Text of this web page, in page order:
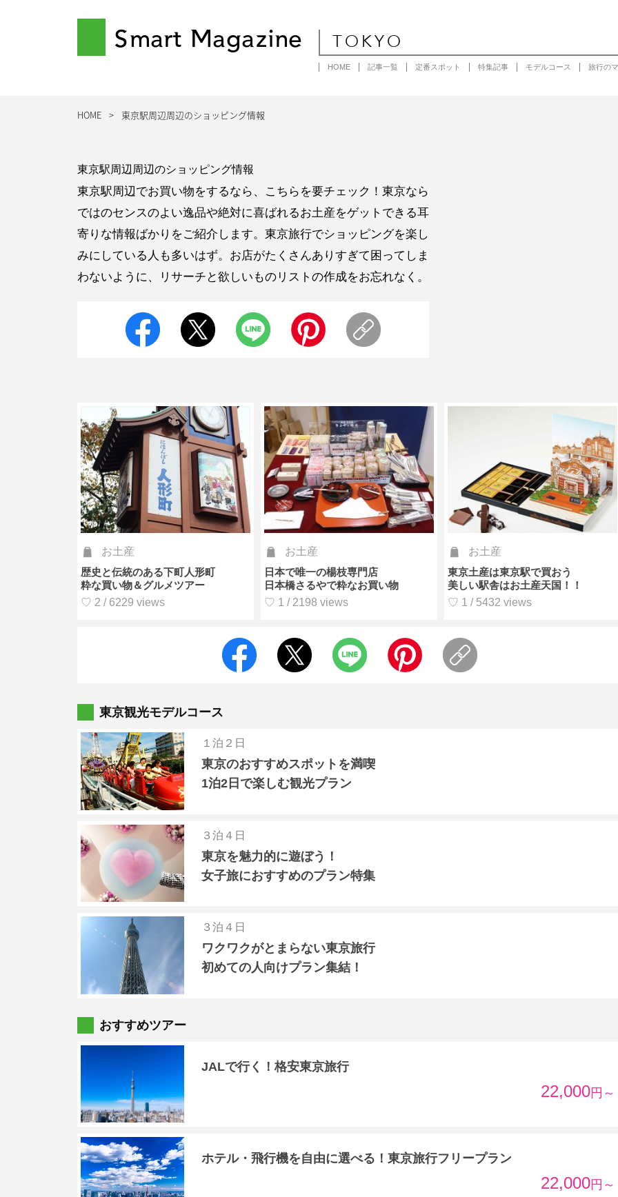
Smart Magazine TOKYO
HOME 記事一覧 定番スポット 特集記事 モデルコース 旅行の
HOME 東京駅周辺周辺のショッピング情報
東京駅周辺周辺のショッピング情報
東京駅周辺でお買い物をするなら、こちらを要チェック！東京なら
ではのセンスのよい逸品や絶対に喜ばれるお土産をゲットできる耳
寄りな情報ばかりをご紹介します。東京旅行でショッピングを楽し
みにしている人も多いはず。お店がたくさんありすぎて困ってしま
わないように、リサーチと欲しいものリストの作成をお忘れなく。
お土産
歴史と伝統のある下町人形町
粋な買い物＆グルメツアー
♡ 2 / 6229 views
お土産
日本で唯一の楊枝専門店
日本橋さるやで粋なお買い物
♡ 1 / 2198 views
お土産
東京土産は東京駅で買おう
美しい駅舎はお土産天国！！
♡ 1 / 5432 views
東京観光モデルコース
１泊２日
東京のおすすめスポットを満喫
1泊2日で楽しむ観光プラン
３泊４日
東京を魅力的に遊ぼう！
女子旅におすすめのプラン特集
３泊４日
ワクワクがとまらない東京旅行
初めての人向けプラン集結！
おすすめツアー
JALで行く！格安東京旅行
22,000円～
ホテル・飛行機を自由に選べる！東京旅行フリープラン
22,000円～